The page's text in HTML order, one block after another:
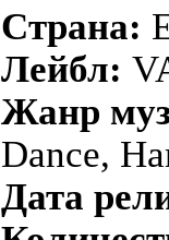
Страна:
Лейбл:
Жанр
Dance,
Дата